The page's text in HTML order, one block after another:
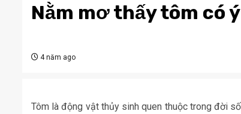
Nằm mơ thấy tôm có
4 năm ago
Tôm là động vật thủy sinh quen thuộc trong đời